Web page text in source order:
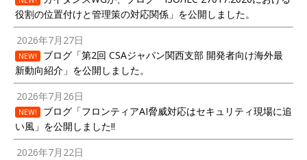
役割の位置付けと管理策の対応関係」を公開しました。
2026年7月27日
NEW!
ブログ「第2回 CSAジャパン関西支部 開発者向け海外最
新動向紹介」を公開しました。
2026年7月26日
NEW!
ブログ「フロンティアAI脅威対応はセキュリティ現場に追
い風」を公開しました!!
2026年7月22日